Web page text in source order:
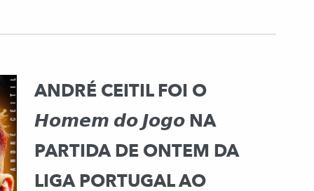
ANDRÉ CEITIL FOI O
𝙃𝙤𝙢𝙚𝙢 𝙙𝙤 𝙅𝙤𝙜𝙤 NA
PARTIDA DE ONTEM DA
LIGA PORTUGAL AO